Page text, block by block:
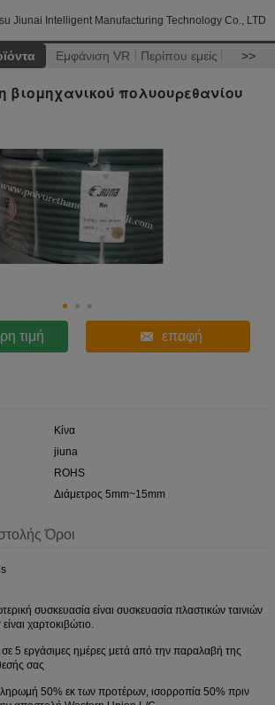
Jiunai Intelligent Manufacturing Technology Co., LTD
Εμφάνιση VR Περίπου εμείς >>
βιομηχανικού πολυουρεθανίου
τιμή επαφή
Κίνα
jiuna
ROHS
Διάμετρος 5mm~15mm
Όροι
συσκευασία είναι συσκευασία πλαστικών ταινιών
χαρτοκιβώτιο.
5 εργάσιμες ημέρες μετά από την παραλαβή της
σας
50% εκ των προτέρων, ισορροπία 50% πριν